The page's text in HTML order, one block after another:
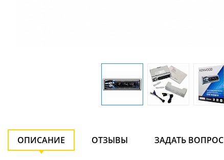
ОПИСАНИЕ ОТЗЫВЫ ЗАДАТЬ ВОПРОС